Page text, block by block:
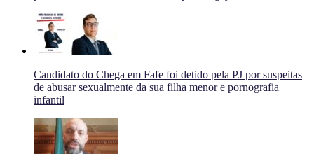
Candidato do Chega em Fafe foi detido pela PJ por suspeitas
de abusar sexualmente da sua filha menor e pornografia
infantil